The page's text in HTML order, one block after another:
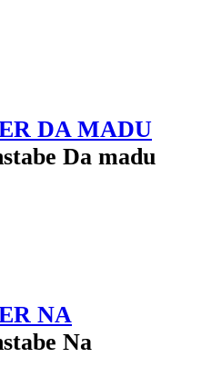
DA MADU
Da madu
NA
Na